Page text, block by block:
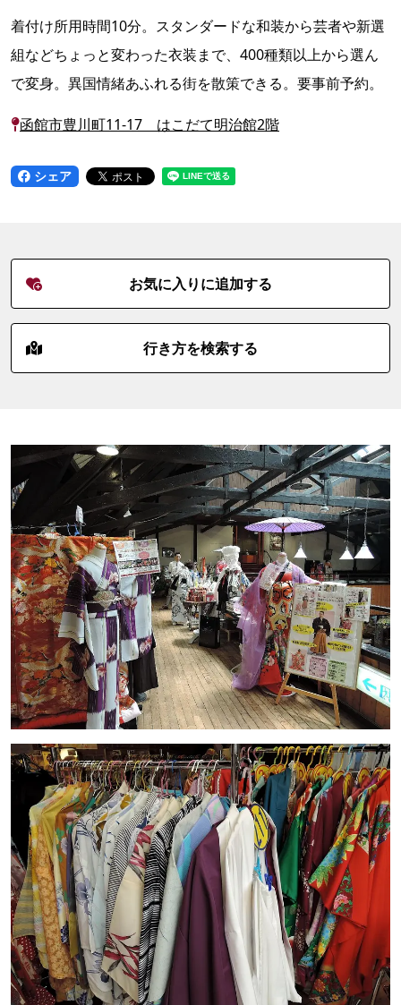
着付け所用時間10分。スタンダードな和装から芸者や新選
組などちょっと変わった衣装まで、400種類以上から選ん
で変身。異国情緒あふれる街を散策できる。要事前予約。
函館市豊川町11-17 はこだて明治館2階
シェア
お気に入りに追加する
行き方を検索する